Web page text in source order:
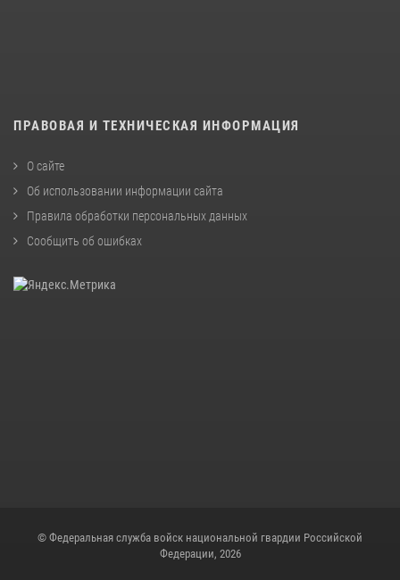
ПРАВОВАЯ И ТЕХНИЧЕСКАЯ ИНФОРМАЦИЯ
О сайте
Об использовании информации сайта
Правила обработки персональных данных
Сообщить об ошибках
© Федеральная служба войск национальной гвардии Российской
Федерации, 2026